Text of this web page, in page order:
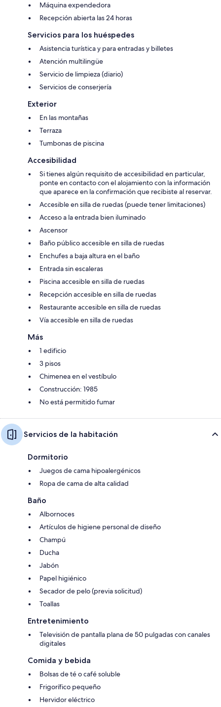
Máquina expendedora
Recepción abierta las 24 horas
Servicios para los huéspedes
Asistencia turística y para entradas y billetes
Atención multilingüe
Servicio de limpieza (diario)
Servicios de conserjería
Exterior
En las montañas
Terraza
Tumbonas de piscina
Accesibilidad
Si tienes algún requisito de accesibilidad en particular,
ponte en contacto con el alojamiento con la información
que aparece en la confirmación que recibiste al reservar.
Accesible en silla de ruedas (puede tener limitaciones)
Acceso a la entrada bien iluminado
Ascensor
Baño público accesible en silla de ruedas
Enchufes a baja altura en el baño
Entrada sin escaleras
Piscina accesible en silla de ruedas
Recepción accesible en silla de ruedas
Restaurante accesible en silla de ruedas
Vía accesible en silla de ruedas
Más
1 edificio
3 pisos
Chimenea en el vestíbulo
Construcción: 1985
No está permitido fumar
Servicios de la habitación
Dormitorio
Juegos de cama hipoalergénicos
Ropa de cama de alta calidad
Baño
Albornoces
Artículos de higiene personal de diseño
Champú
Ducha
Jabón
Papel higiénico
Secador de pelo (previa solicitud)
Toallas
Entretenimiento
Televisión de pantalla plana de 50 pulgadas con canales
digitales
Comida y bebida
Bolsas de té o café soluble
Frigorífico pequeño
Hervidor eléctrico